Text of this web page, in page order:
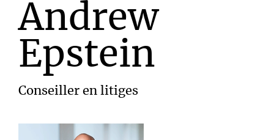
Andrew
Epstein
Conseiller en litiges